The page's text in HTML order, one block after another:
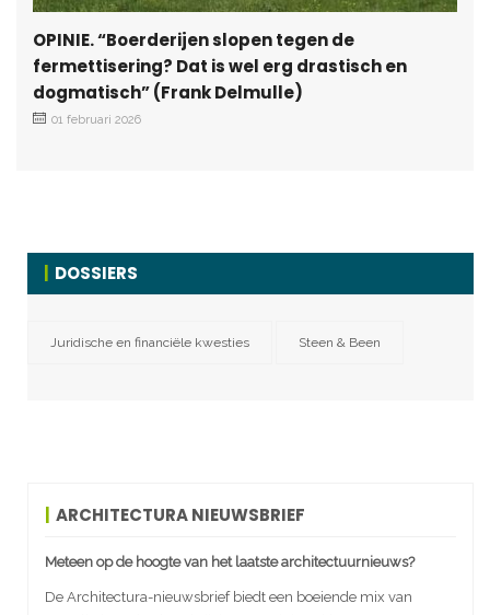
OPINIE. “Boerderijen slopen tegen de
fermettisering? Dat is wel erg drastisch en
dogmatisch” (Frank Delmulle)
01 februari 2026
DOSSIERS
Juridische en financiële kwesties Steen & Been
ARCHITECTURA NIEUWSBRIEF
Meteen op de hoogte van het laatste architectuurnieuws?
De Architectura-nieuwsbrief biedt een boeiende mix van